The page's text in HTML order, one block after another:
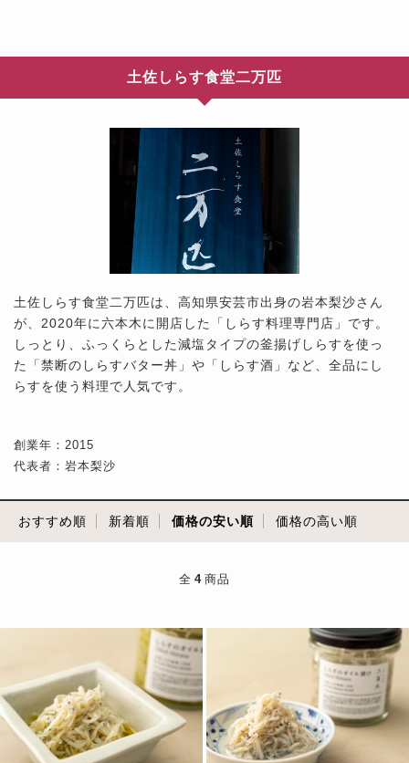
土佐しらす食堂二万匹
土佐しらす食堂二万匹は、高知県安芸市出身の岩本梨沙さん
が、2020年に六本木に開店した「しらす料理専門店」です。
しっとり、ふっくらとした減塩タイプの釜揚げしらすを使っ
た「禁断のしらすバター丼」や「しらす酒」など、全品にし
らすを使う料理で人気です。
創業年：2015
代表者：岩本梨沙
おすすめ順 新着順 価格の安い順 価格の高い順
全 4 商品